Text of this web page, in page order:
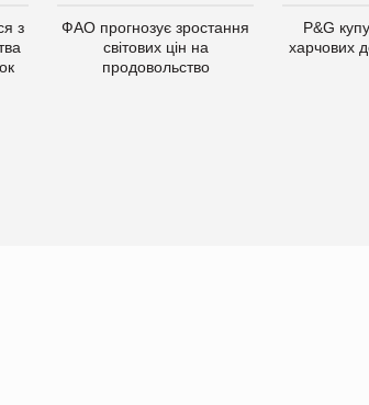
з
ФАО прогнозує зростання
світових цін на
продовольство
P&G
харчових